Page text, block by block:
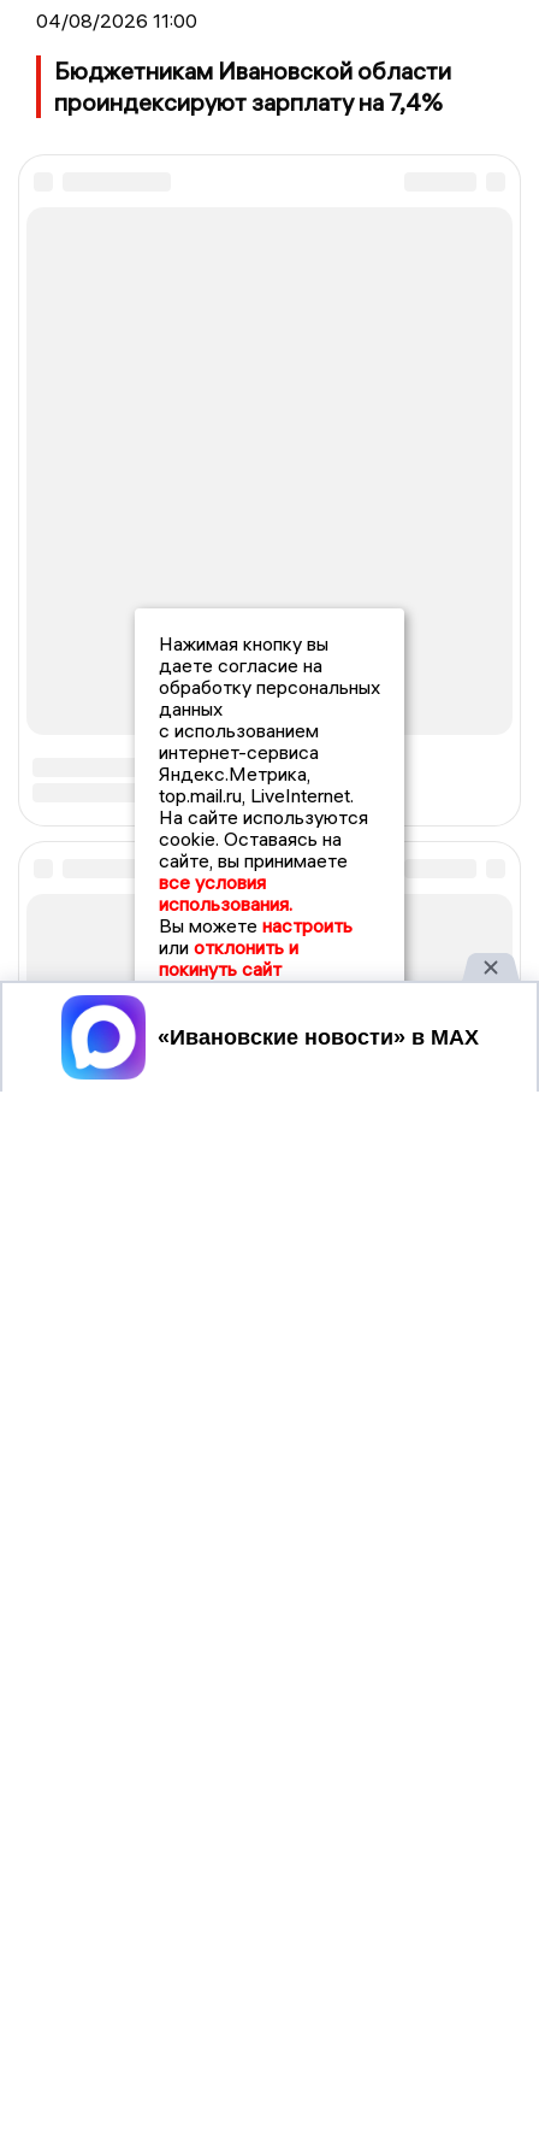
04/08/2026 11:00
Бюджетникам Ивановской области
проиндексируют зарплату на 7,4%
Нажимая кнопку вы
даете согласие на
обработку персональных
данных
с использованием
интернет-сервиса
Яндекс.Метрика,
top.mail.ru, LiveInternet.
На сайте используются
cookie. Оставаясь на
сайте, вы принимаете
все условия
использования.
Вы можете настроить
или отклонить и
покинуть сайт
Принять